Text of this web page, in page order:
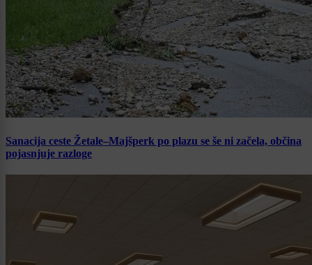
Sanacija ceste Žetale–Majšperk po plazu se še ni začela, občina
pojasnjuje razloge